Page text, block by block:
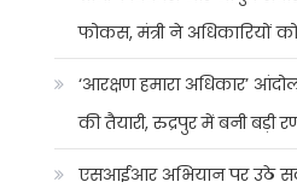
फोकस, मंत्री ने अधिकारियों
‘आरक्षण हमारा अधिकार’
की तैयारी, रुद्रपुर में बनी बड़ी
एसआईआर अभियान पर उठे